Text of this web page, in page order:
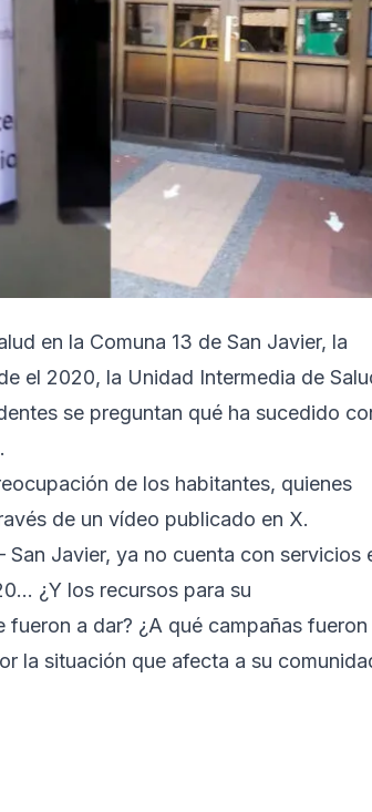
en la Comuna 13 de San Javier, la
el 2020, la Unidad Intermedia de
se preguntan qué ha sucedido
de los habitantes, quienes
de un vídeo publicado en X.
San Javier, ya no cuenta con servicios
¿Y los recursos para su
a dar? ¿A qué campañas fueron
la situación que afecta a su